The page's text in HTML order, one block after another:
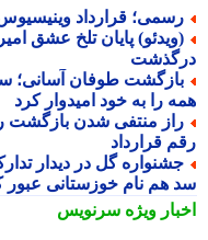
قرارداد وینیسیوس با رئال تا
پایان تلخ عشق امیر
طوفان آسانی؛
را به خود امیدوار کرد
منتفی شدن بازگشت
قرارداد
گل در دیدار
هم نام خوزستانی عبور کرد
ویژهسرنویس